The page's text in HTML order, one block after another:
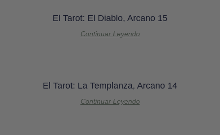
El Tarot: El Diablo, Arcano 15
Continuar Leyendo
El Tarot: La Templanza, Arcano 14
Continuar Leyendo